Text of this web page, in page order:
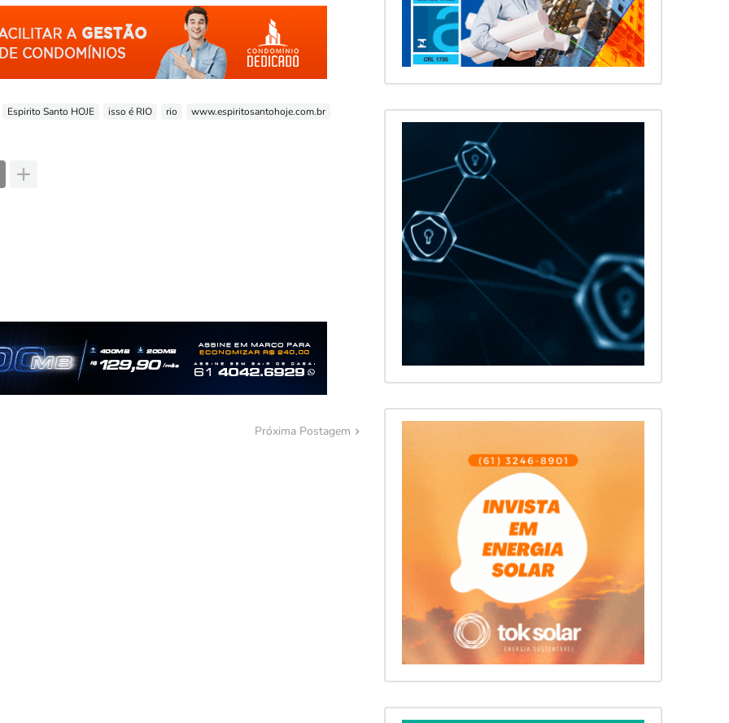
Espirito Santo HOJE isso é RIO rio www.espiritosantohoje.com.br
Próxima Postagem